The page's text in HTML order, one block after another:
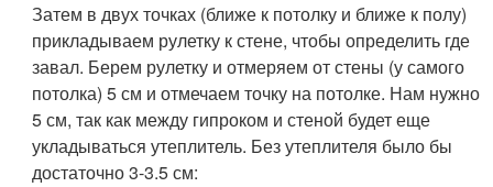
Затем в двух точках (ближе к потолку и ближе к полу)
прикладываем рулетку к стене, чтобы определить где
завал. Берем рулетку и отмеряем от стены (у самого
потолка) 5 см и отмечаем точку на потолке. Нам нужно
5 см, так как между гипроком и стеной будет еще
укладываться утеплитель. Без утеплителя было бы
достаточно 3-3.5 см: